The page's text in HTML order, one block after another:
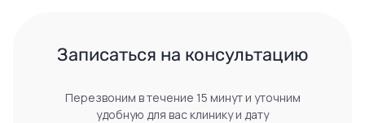
Записаться на консультацию
Перезвоним в течение 15 минут и уточним
удобную для вас клинику и дату